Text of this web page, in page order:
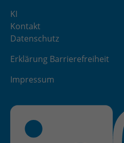
KI
Kontakt
Datenschutz
Erklärung Barrierefreiheit
Impressum